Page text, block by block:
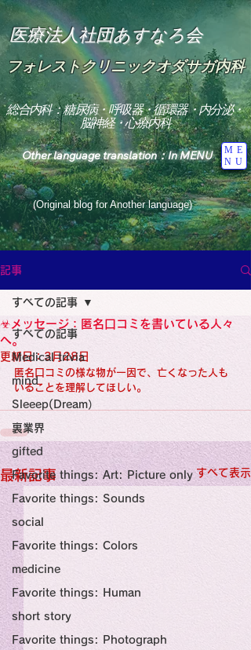
医療法人社団あすなろ会
フォレストクリニックオダサガ内科
Other language translation：In MENU
ME
NU
総合内科：糖尿病・呼吸器・循環器・内分泌・
脳神経・心療内科
(Original blog for Another language)
Heavens: Beyond the Universe: The World
the God of Light Resides"
尿病
経内科専門医
尿病
Wide Blog
性診療
Religion
記事
すべての記事
Medical trivia
mind
Sleeep(Dream）
裏業界
gifted
Favorite things: Art: Picture only
Favorite things: Sounds
social
Favorite things: Colors
medicine
Favorite things: Human
short story
Favorite things: Photograph
すべての記事
☣メッセージ：匿名口コミを書いている人々
へ。
更新日：3月28日
匿名口コミの様な物が一因で、亡くなった人も
いることを理解してほしい。
最新記事 すべて表示